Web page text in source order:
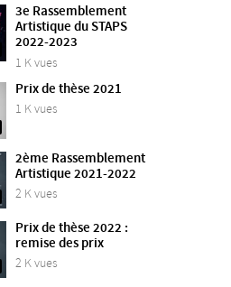
3e Rassemblement
Artistique du STAPS
2022-2023
1 K vues
Prix de thèse 2021
1 K vues
2ème Rassemblement
Artistique 2021-2022
2 K vues
Prix de thèse 2022 :
remise des prix
2 K vues